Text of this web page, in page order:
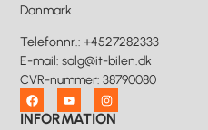
Danmark
Telefonnr.: +4527282333
E-mail:salg@it-bilen.dk
CVR-nummer: 38790080
INFORMATION